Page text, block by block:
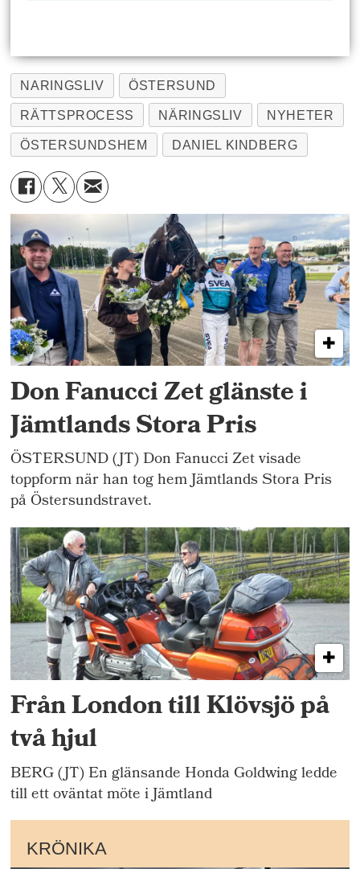
NARINGSLIV ÖSTERSUND
RÄTTSPROCESS NÄRINGSLIV NYHETER
ÖSTERSUNDSHEM DANIEL KINDBERG
Don Fanucci Zet glänste i
Jämtlands Stora Pris
ÖSTERSUND (JT) Don Fanucci Zet visade
toppform när han tog hem Jämtlands Stora Pris
på Östersundstravet.
Från London till Klövsjö på
två hjul
BERG (JT) En glänsande Honda Goldwing ledde
till ett oväntat möte i Jämtland
KRÖNIKA